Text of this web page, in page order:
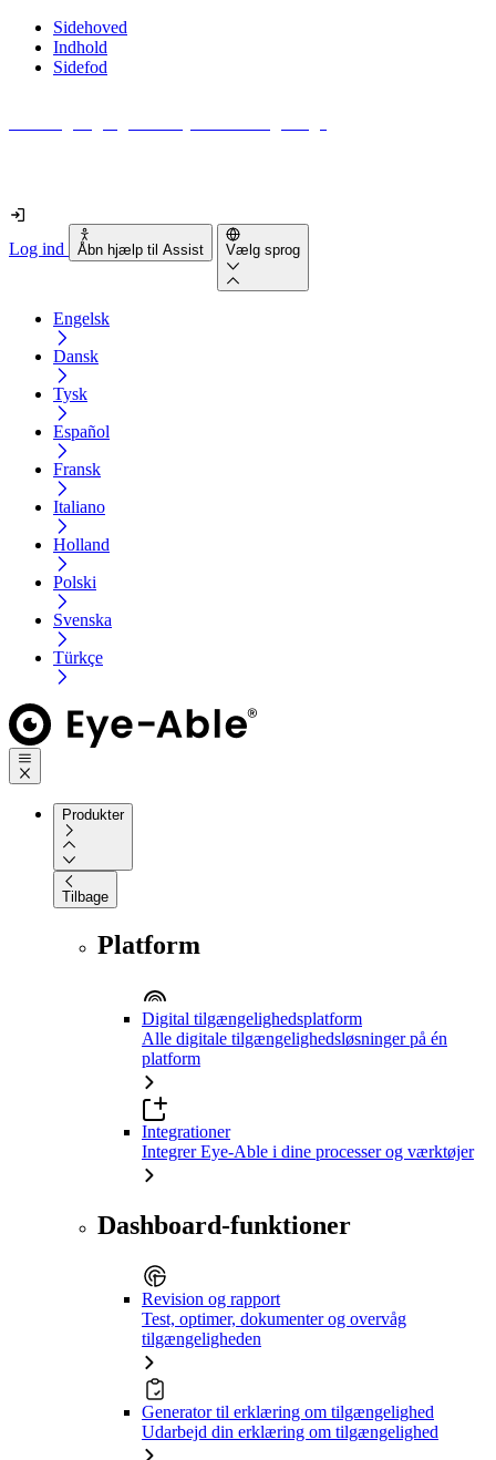
Sidehoved
Indhold
Sidefod
Log ind Åbn hjælp til Assist Vælg sprog
Engelsk
Dansk
Tysk
Español
Fransk
Italiano
Holland
Polski
Svenska
Türkçe
Produkter
Tilbage
Platform
Digital tilgængelighedsplatform
Alle digitale tilgængelighedsløsninger på én
platform
Integrationer
Integrer Eye-Able i dine processer og værktøjer
Dashboard-funktioner
Revision og rapport
Test, optimer, dokumenter og overvåg
tilgængeligheden
Generator til erklæring om tilgængelighed
Udarbejd din erklæring om tilgængelighed